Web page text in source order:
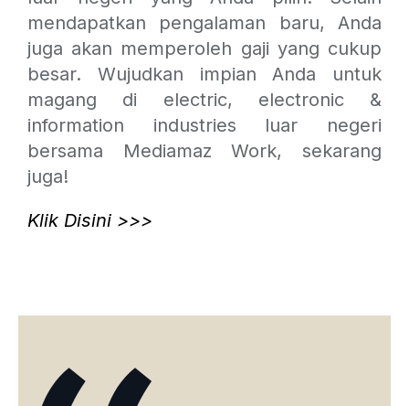
mendapatkan pengalaman baru, Anda
juga akan memperoleh gaji yang cukup
besar. Wujudkan impian Anda untuk
magang di electric, electronic &
information industries luar negeri
bersama Mediamaz Work, sekarang
juga!
Klik Disini >>>